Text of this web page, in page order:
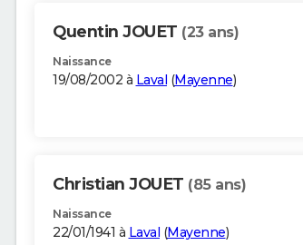
Quentin JOUET (23 ans)
Naissance
19/08/2002 à Laval (Mayenne)
Christian JOUET (85 ans)
Naissance
22/01/1941 à Laval (Mayenne)